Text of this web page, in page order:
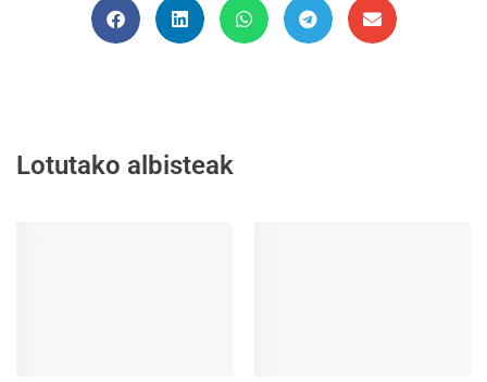
Lotutako albisteak